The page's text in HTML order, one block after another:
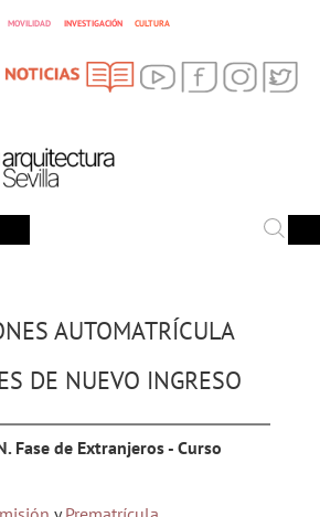
MOVILIDAD INVESTIGACIÓN CULTURA
AUTOMATRÍCULA
DE NUEVO INGRESO
Fase de Extranjeros - Curso